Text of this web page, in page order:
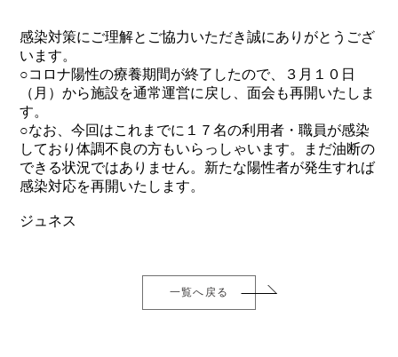
感染対策にご理解とご協力いただき誠にありがとうござ
います。
○コロナ陽性の療養期間が終了したので、３月１０日
（月）から施設を通常運営に戻し、面会も再開いたしま
す。
○なお、今回はこれまでに１７名の利用者・職員が感染
しており体調不良の方もいらっしゃいます。まだ油断の
できる状況ではありません。新たな陽性者が発生すれば
感染対応を再開いたします。
ジュネス
一覧へ戻る